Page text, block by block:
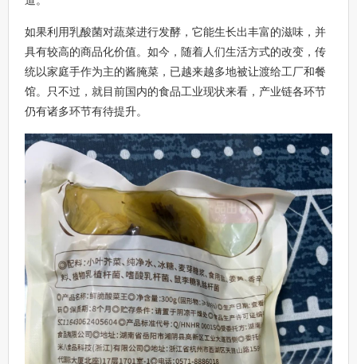
如果利用乳酸菌对蔬菜进行发酵，它能生长出丰富的滋味，并
具有较高的商品化价值。如今，随着人们生活方式的改变，传
统以家庭手作为主的酱腌菜，已越来越多地被让渡给工厂和餐
馆。只不过，就目前国内的食品工业现状来看，产业链各环节
仍有诸多环节有待提升。